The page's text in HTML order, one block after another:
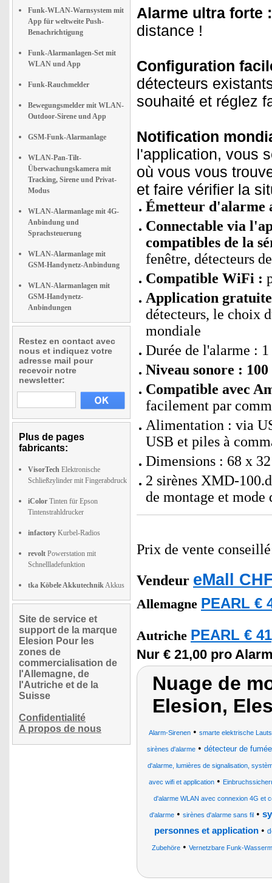
Funk-WLAN-Warnsystem mit
App für weltweite Push-
Benachrichtigung
Funk-Alarmanlagen-Set mit
WLAN und App
Funk-Rauchmelder
Bewegungsmelder mit WLAN-
Outdoor-Sirene und App
GSM-Funk-Alarmanlage
WLAN-Pan-Tilt-
Überwachungskamera mit
Tracking, Sirene und Privat-
Modus
WLAN-Alarmanlage mit 4G-
Anbindung und
Sprachsteuerung
WLAN-Alarmanlage mit
GSM-Handynetz-Anbindung
WLAN-Alarmanlagen mit
GSM-Handynetz-
Anbindungen
Restez en contact avec
nous et indiquez votre
adresse mail pour
recevoir notre
newsletter:
Plus de pages
fabricants:
VisorTech Elektronische
Schließzylinder mit Fingerabdruck
iColor Tinten für Epson
Tintenstrahldrucker
infactory Kurbel-Radios
revolt Powerstation mit
Schnellladefunktion
tka Köbele AkkutechnikAkkus
Site de service et
support de la marque
Elesion Pour les
zones de
commercialisation de
l'Allemagne, de
l'Autriche et de la
Suisse
Confidentialité
A propos de nous
Alarme ultra forte :
distance !
Configuration
détecteurs
souhaité et réglez
Notification
l'application, vous
où vous vous
et faire vérifier la
Émetteur d'alarme
Connectable via
compatibles de la
fenêtre, détecteurs
Compatible WiFi :
Application
détecteurs, le choix
mondiale
Durée de l'alarme : 1
Niveau sonore :
Compatible avec
facilement par
Alimentation : via
USB et piles à
Dimensions : 68 x
2 sirènes XMD-
de montage et
Prix de vente
Vendeur eMall
Allemagne PEARL €
Autriche PEARL €
Nur € 21,00 pro
Nuage de
Elesion,
Alarm-Sirenen • smarte elektrische
sirènes d'alarme • détecteur de
d'alarme, lumières de signalisation,
avec wifi et application•
d'alarme WLAN avec connexion 4G et
d'alarme • sirènes d'alarme sans fil •
personnes et application •
Zubehöre• Vernetzbare Funk-